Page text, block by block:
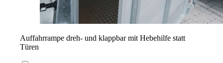
Auffahrrampe dreh- und klappbar mit Hebehilfe statt
Türen